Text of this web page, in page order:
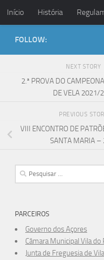
Skip to content
Início História
FOLLOW:
NEXT STORY
2.ª PROVA DO
DE VELA 2021/
PREVIOUS
VIII ENCONTRO DE
SANTA MARIA –
Pesquisar
por:
PARCEIROS
Governo dos Açores
Câmara Municipal Vila do
Junta de Freguesia de